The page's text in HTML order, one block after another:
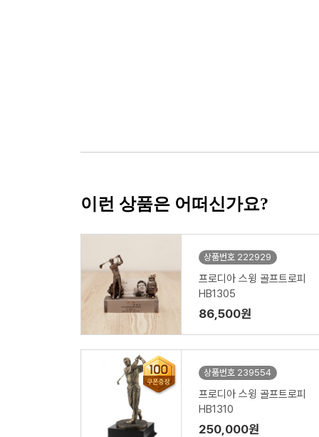
이런 상품은 어떠신가요?
상품번호 222929
프로디아 스윙 골프트로피
HB1305
86,500원
상품번호 239554
프로디아 스윙 골프트로피
HB1310
250,000원